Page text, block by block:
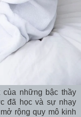
những bậc thầy
đã học và sự nhạy
rộng quy mô kinh